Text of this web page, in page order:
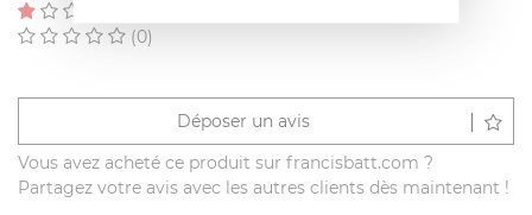
(0)
Déposer un avis
Vous avez acheté ce produit sur francisbatt.com ?
Partagez votre avis avec les autres clients dès maintenant !